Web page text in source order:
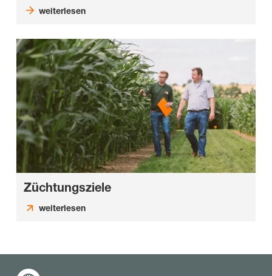
weiterlesen
Züchtungsziele
weiterlesen